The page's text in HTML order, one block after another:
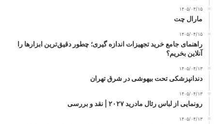
۱۴۰۵/۰۴/۱۵
مارال چت
۱۴۰۵/۰۴/۱۵
راهنمای جامع خرید تجهیزات اندازه گیری؛ چطور دقیق‌ترین ابزارها را
آنلاین بخریم؟
۱۴۰۵/۰۴/۱۳
دندانپزشکی تحت بیهوشی در شرق تهران
۱۴۰۵/۰۴/۱۳
رونمایی از لباس رئال مادرید ۲۰۲۷ | نقد و بررسی
۱۴۰۵/۰۴/۱۳